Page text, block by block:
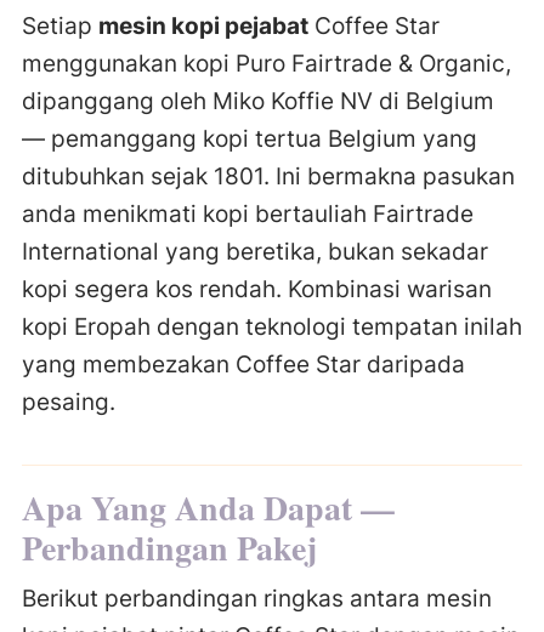
Setiap mesin kopi pejabat Coffee Star
menggunakan kopi Puro Fairtrade & Organic,
dipanggang oleh Miko Koffie NV di Belgium
— pemanggang kopi tertua Belgium yang
ditubuhkan sejak 1801. Ini bermakna pasukan
anda menikmati kopi bertauliah Fairtrade
International yang beretika, bukan sekadar
kopi segera kos rendah. Kombinasi warisan
kopi Eropah dengan teknologi tempatan inilah
yang membezakan Coffee Star daripada
pesaing.
Apa Yang Anda Dapat —
Perbandingan Pakej
Berikut perbandingan ringkas antara mesin